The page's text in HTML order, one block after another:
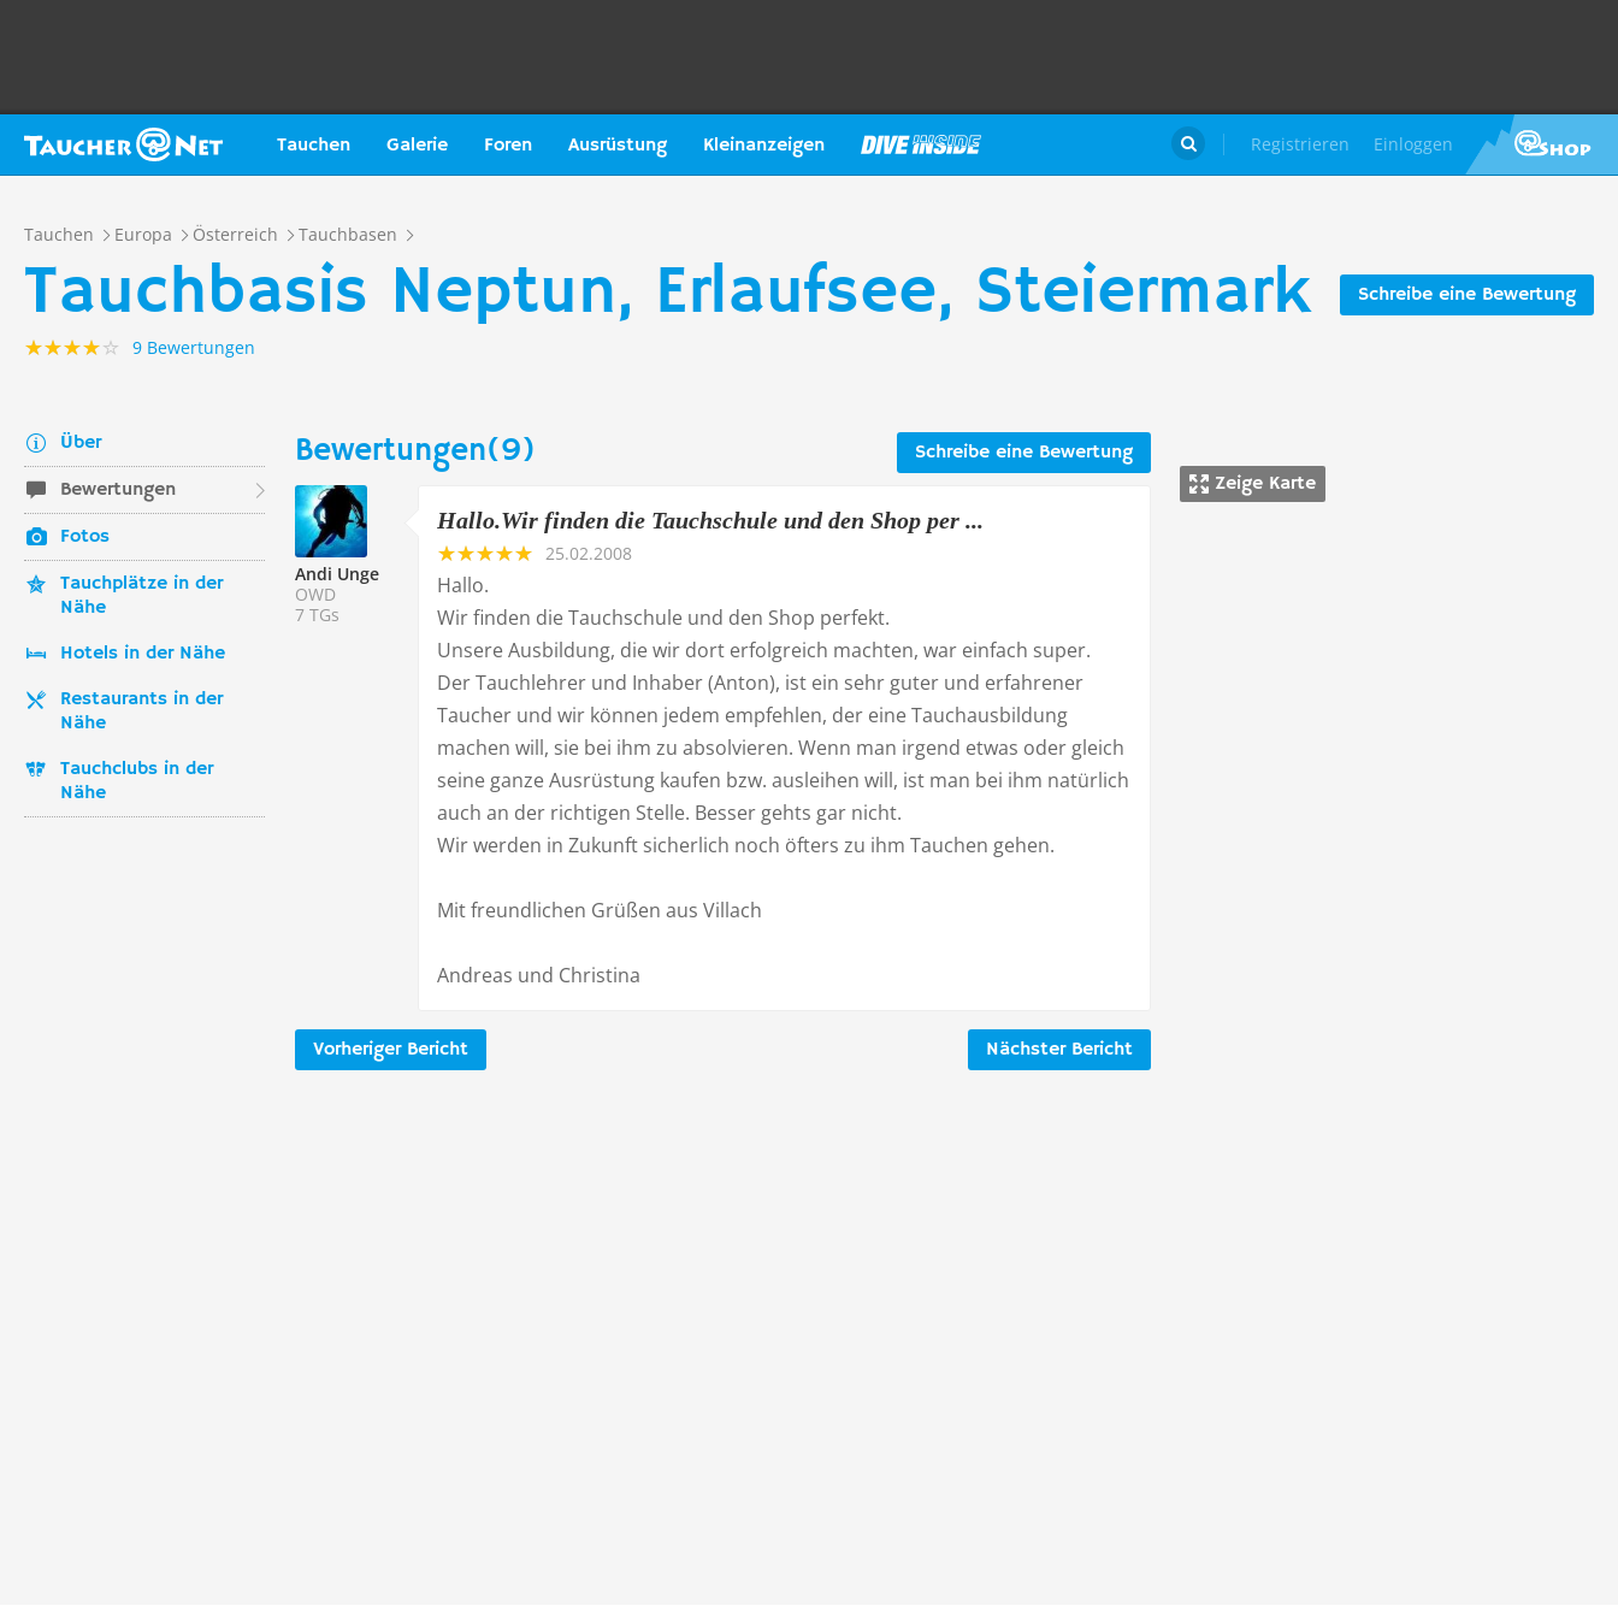
Tauchen Galerie Foren Ausrüstung Kleinanzeigen Registrieren Einloggen

Tauchen Europa Österreich Tauchbasen
Schreibe eine Bewertung
Tauchbasis Neptun, Erlaufsee, Steiermark
9 Bewertungen
Über
Bewertungen
Fotos
Tauchplätze in der
Nähe
Hotels in der Nähe
Restaurants in der
Nähe
Tauchclubs in der
Nähe
Zeige Karte
Schreibe eine Bewertung
Bewertungen(9)
Andi Unge
OWD
7 TGs
Hallo.Wir finden die Tauchschule und den Shop per ...
25.02.2008
Hallo.
Wir finden die Tauchschule und den Shop perfekt.
Unsere Ausbildung, die wir dort erfolgreich machten, war einfach super.
Der Tauchlehrer und Inhaber (Anton), ist ein sehr guter und erfahrener
Taucher und wir können jedem empfehlen, der eine Tauchausbildung
machen will, sie bei ihm zu absolvieren. Wenn man irgend etwas oder gleich
seine ganze Ausrüstung kaufen bzw. ausleihen will, ist man bei ihm natürlich
auch an der richtigen Stelle. Besser gehts gar nicht.
Wir werden in Zukunft sicherlich noch öfters zu ihm Tauchen gehen.
Mit freundlichen Grüßen aus Villach
Andreas und Christina
Nächster Bericht
Vorheriger Bericht